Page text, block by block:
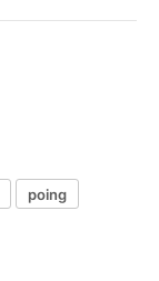
poing